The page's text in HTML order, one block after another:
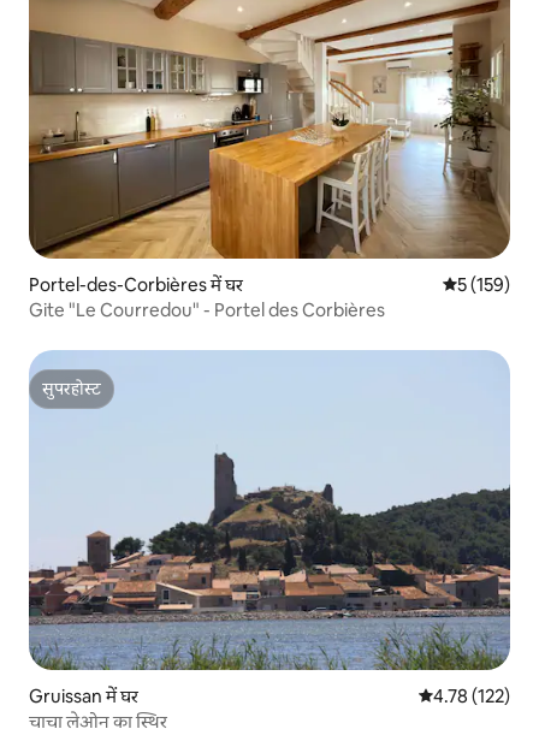
Portel-des-Corbières में घर औसत रेटिंग 5
5 (159)
Gite "Le Courredou" - Portel des Corbières
सुपरहोस्ट
सुपरहोस्ट
Gruissan में घर औसत रेटिंग 5 में से
4.78 (122)
चाचा लेओन का स्थिर